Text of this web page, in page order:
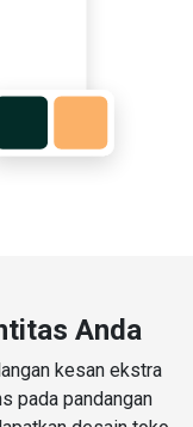
Anda
kesan ekstra
pada pandangan